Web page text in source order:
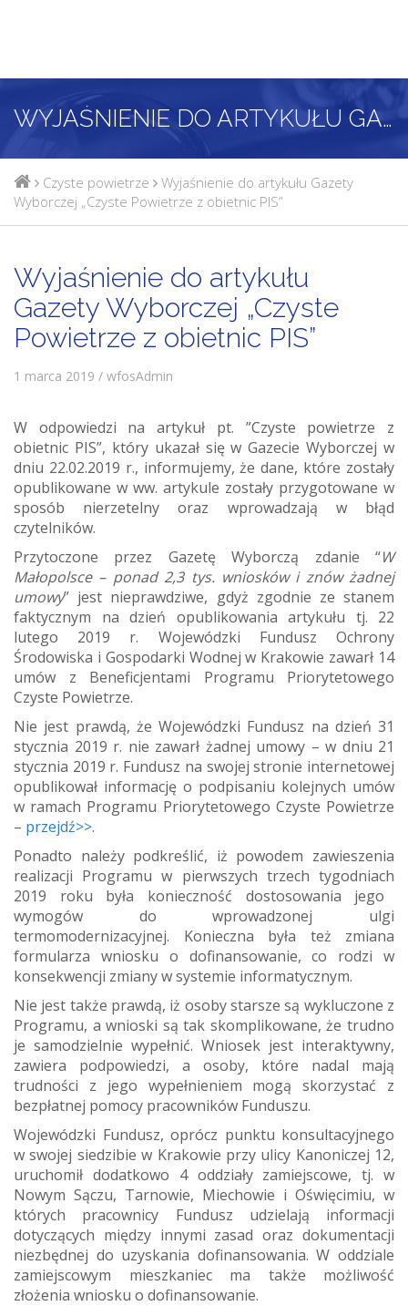
WYJAŚNIENIE DO ARTYKUŁU GAZETY WYBORCZEJ „CZYSTE POWIETRZE Z OBIETNIC PIS”
Czyste powietrze
Wyjaśnienie do artykułu Gazety
Wyborczej „Czyste Powietrze z obietnic PIS”
Wyjaśnienie do artykułu
Gazety Wyborczej „Czyste
Powietrze z obietnic PIS”
1 marca 2019 / wfosAdmin
W odpowiedzi na artykuł pt. ”Czyste powietrze z
obietnic PIS”, który ukazał się w Gazecie Wyborczej w
dniu 22.02.2019 r., informujemy, że dane, które zostały
opublikowane w ww. artykule zostały przygotowane w
sposób nierzetelny oraz wprowadzają w błąd
czytelników.
Przytoczone przez Gazetę Wyborczą zdanie “W
Małopolsce – ponad 2,3 tys. wniosków i znów żadnej
umowy” jest nieprawdziwe, gdyż zgodnie ze stanem
faktycznym na dzień opublikowania artykułu tj. 22
lutego 2019 r. Wojewódzki Fundusz Ochrony
Środowiska i Gospodarki Wodnej w Krakowie zawarł 14
umów z Beneficjentami Programu Priorytetowego
Czyste Powietrze.
Nie jest prawdą, że Wojewódzki Fundusz na dzień 31
stycznia 2019 r. nie zawarł żadnej umowy – w dniu 21
stycznia 2019 r. Fundusz na swojej stronie internetowej
opublikował informację o podpisaniu kolejnych umów
w ramach Programu Priorytetowego Czyste Powietrze
– przejdź>>.
Ponadto należy podkreślić, iż powodem zawieszenia
realizacji Programu w pierwszych trzech tygodniach
2019 roku była konieczność dostosowania jego
wymogów do wprowadzonej ulgi
termomodernizacyjnej. Konieczna była też zmiana
formularza wniosku o dofinansowanie, co rodzi w
konsekwencji zmiany w systemie informatycznym.
Nie jest także prawdą, iż osoby starsze są wykluczone z
Programu, a wnioski są tak skomplikowane, że trudno
je samodzielnie wypełnić. Wniosek jest interaktywny,
zawiera podpowiedzi, a osoby, które nadal mają
trudności z jego wypełnieniem mogą skorzystać z
bezpłatnej pomocy pracowników Funduszu.
Wojewódzki Fundusz, oprócz punktu konsultacyjnego
w swojej siedzibie w Krakowie przy ulicy Kanoniczej 12,
uruchomił dodatkowo 4 oddziały zamiejscowe, tj. w
Nowym Sączu, Tarnowie, Miechowie i Oświęcimiu, w
których pracownicy Fundusz udzielają informacji
dotyczących między innymi zasad oraz dokumentacji
niezbędnej do uzyskania dofinansowania. W oddziale
zamiejscowym mieszkaniec ma także możliwość
złożenia wniosku o dofinansowanie.